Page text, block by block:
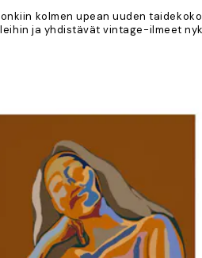
kolmen upean uuden
ja yhdistävät vintage-ilmeet